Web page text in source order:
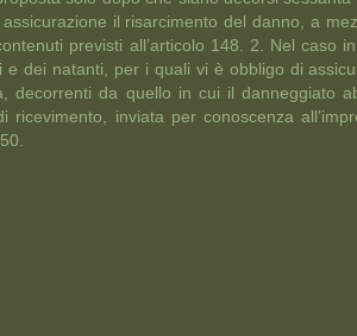
il risarcimento del danno, a
previsti all’articolo 148. 2. Nel caso
e dei natanti, per i quali vi è obbligo di
decorrenti da quello in cui il danneggiato
ricevimento, inviata per conoscenza